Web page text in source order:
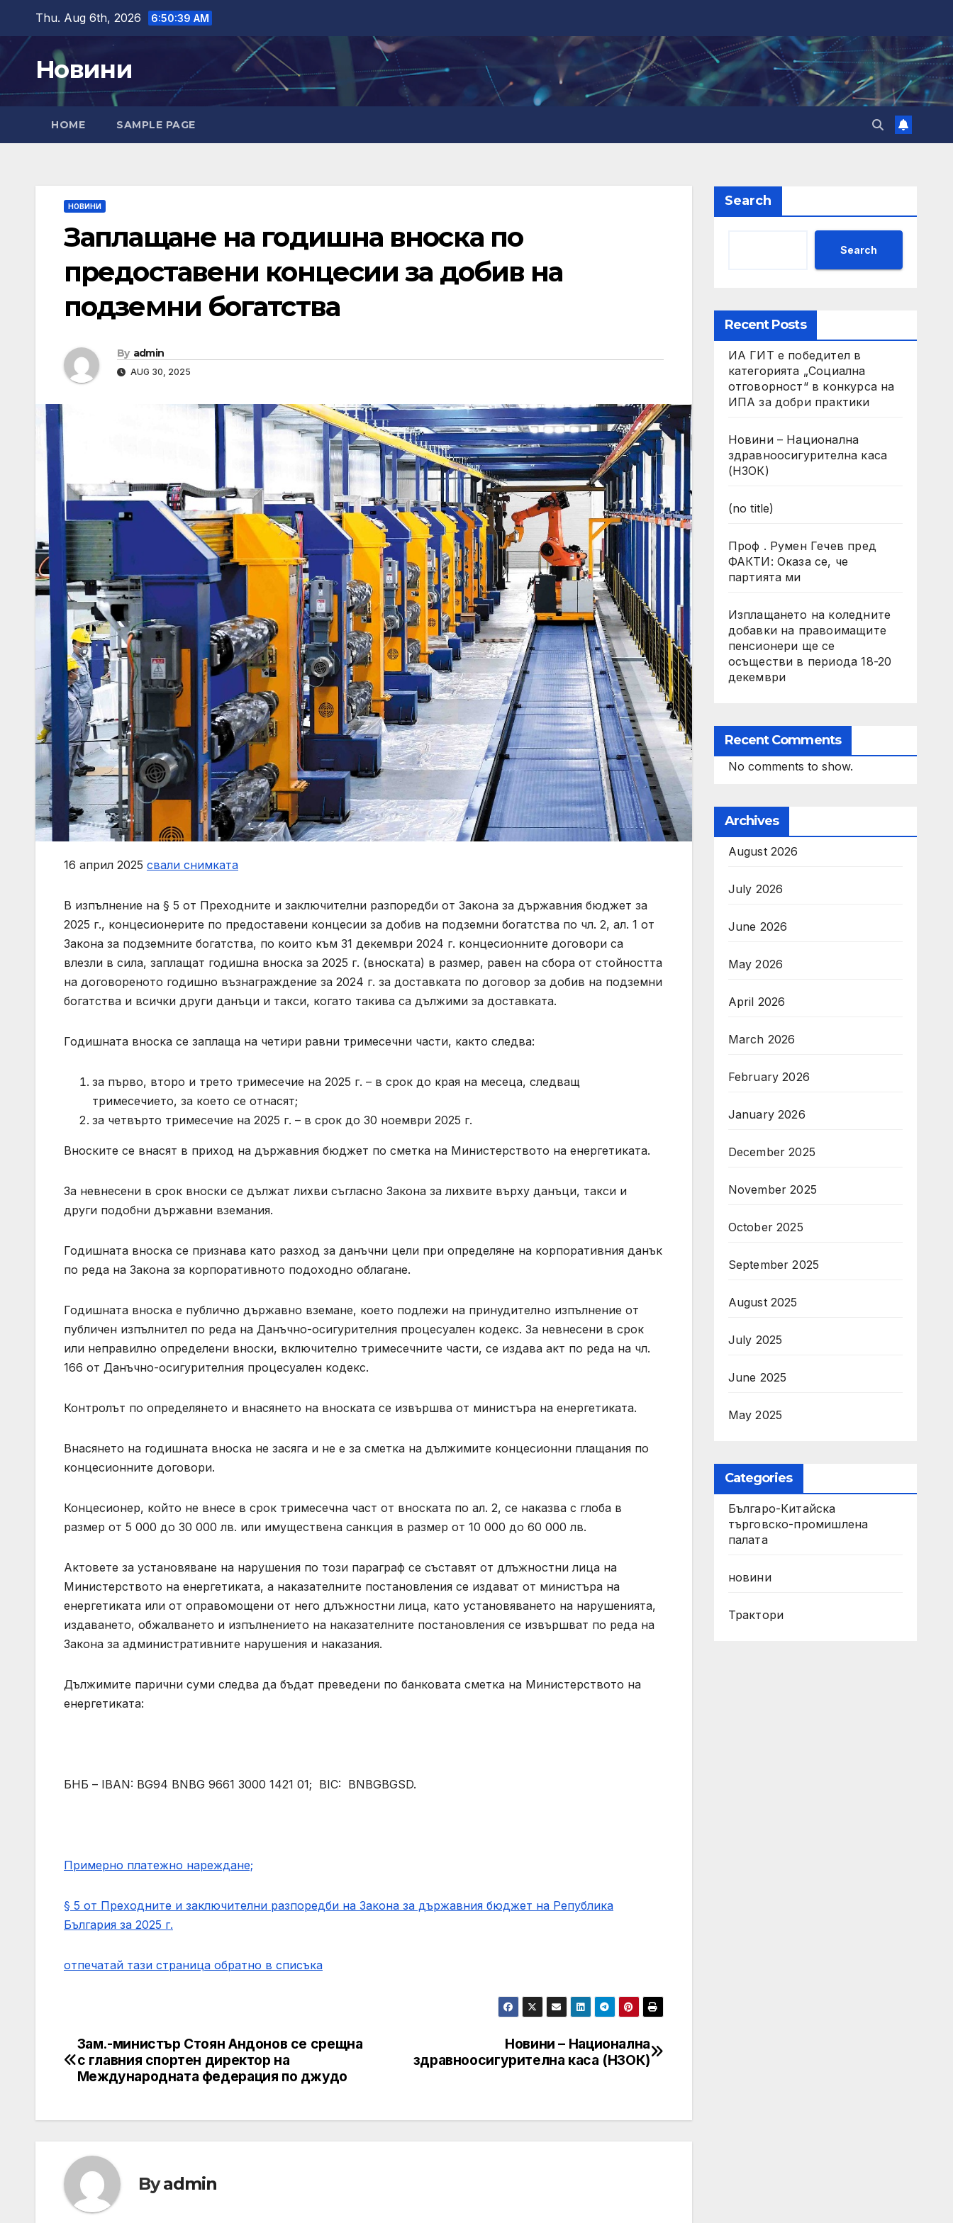
content
Thu. Aug 6th, 2026 6:50:41 AM
Новини
HOME SAMPLE PAGE
НОВИНИ
Заплащане на годишна вноска по
предоставени концесии за добив на
подземни богатства
By admin
AUG 30, 2025
16 април 2025 свали снимката
В изпълнение на § 5 от Преходните и заключителни разпоредби от Закона за държавния бюджет за
2025 г., концесионерите по предоставени концесии за добив на подземни богатства по чл. 2, ал. 1 от
Закона за подземните богатства, по които към 31 декември 2024 г. концесионните договори са
влезли в сила, заплащат годишна вноска за 2025 г. (вноската) в размер, равен на сбора от стойността
на договореното годишно възнаграждение за 2024 г. за доставката по договор за добив на подземни
богатства и всички други данъци и такси, когато такива са дължими за доставката.
Годишната вноска се заплаща на четири равни тримесечни части, както следва:
за първо, второ и трето тримесечие на 2025 г. – в срок до края на месеца, следващ
тримесечието, за което се отнасят;
за четвърто тримесечие на 2025 г. – в срок до 30 ноември 2025 г.
Вноските се внасят в приход на държавния бюджет по сметка на Министерството на енергетиката.
За невнесени в срок вноски се дължат лихви съгласно Закона за лихвите върху данъци, такси и
други подобни държавни вземания.
Годишната вноска се признава като разход за данъчни цели при определяне на корпоративния данък
по реда на Закона за корпоративното подоходно облагане.
Годишната вноска е публично държавно вземане, което подлежи на принудително изпълнение от
публичен изпълнител по реда на Данъчно-осигурителния процесуален кодекс. За невнесени в срок
или неправилно определени вноски, включително тримесечните части, се издава акт по реда на чл.
166 от Данъчно-осигурителния процесуален кодекс.
Контролът по определянето и внасянето на вноската се извършва от министъра на енергетиката.
Внасянето на годишната вноска не засяга и не е за сметка на дължимите концесионни плащания по
концесионните договори.
Концесионер, който не внесе в срок тримесечна част от вноската по ал. 2, се наказва с глоба в
размер от 5 000 до 30 000 лв. или имуществена санкция в размер от 10 000 до 60 000 лв.
Актовете за установяване на нарушения по този параграф се съставят от длъжностни лица на
Министерството на енергетиката, а наказателните постановления се издават от министъра на
енергетиката или от оправомощени от него длъжностни лица, като установяването на нарушенията,
издаването, обжалването и изпълнението на наказателните постановления се извършват по реда на
Закона за административните нарушения и наказания.
Дължимите парични суми следва да бъдат преведени по банковата сметка на Министерството на
енергетиката:
БНБ – IBAN: BG94 BNBG 9661 3000 1421 01; BIC: BNBGBGSD.
Примерно платежно нареждане;
§ 5 от Преходните и заключителни разпоредби на Закона за държавния бюджет на Република
България за 2025 г.
отпечатай тази страница обратно в списъка
Post
navigation
Новини – Национална
здравноосигурителна каса (НЗОК)
Зам.-министър Стоян Андонов се срещна
с главния спортен директор на
Международната федерация по джудо
Byadmin
Search
Search
Recent Posts
ИА ГИТ е победител в
категорията „Социална
отговорност“ в конкурса на
ИПА за добри практики
Новини – Национална
здравноосигурителна каса
(НЗОК)
(no title)
Проф . Румен Гечев пред
ФАКТИ: Оказа се, че
партията ми
Изплащането на коледните
добавки на правоимащите
пенсионери ще се
осъществи в периода 18-20
декември
Recent Comments
No comments to show.
Archives
August 2026
July 2026
June 2026
May 2026
April 2026
March 2026
February 2026
January 2026
December 2025
November 2025
October 2025
September 2025
August 2025
July 2025
June 2025
May 2025
Categories
Българо-Китайска
търговско-промишлена
палата
новини
Трактори